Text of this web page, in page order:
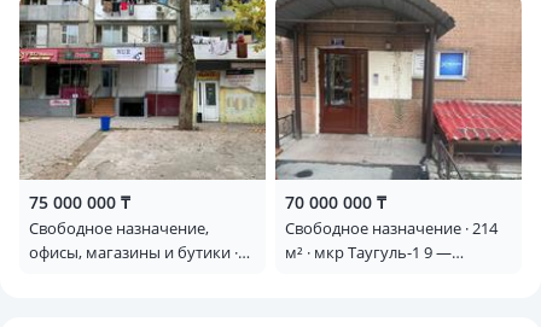
красоты, медцентры и
аптеки, образование,
развлечения · 42.21 м² · мкр
Кайрат 135/33
75 000 000 ₸
Свободное назначение,
офисы, магазины и бутики ·
70 000 000 ₸
Свободное назначение · 214
м² · мкр Таугуль-1 9 —